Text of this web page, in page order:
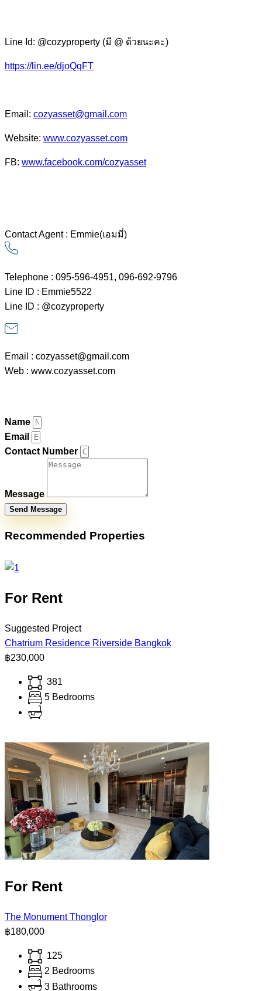
Line Id: @cozyproperty (มี @ ด้วยนะคะ)
https://lin.ee/djoQqFT
Email: cozyasset@gmail.com
Website: www.cozyasset.com
FB: www.facebook.com/cozyasset
Contact Agent : Emmie(เอมมี่)
Telephone : 095-596-4951, 096-692-9796
Line ID : Emmie5522
Line ID : @cozyproperty
Email : cozyasset@gmail.com
Web : www.cozyasset.com
Name
Email
Contact Number
Message
Send Message
Recommended Properties
For Rent
Suggested Project
Chatrium Residence Riverside Bangkok
฿230,000
381
5 Bedrooms
For Rent
The Monument Thonglor
฿180,000
125
2 Bedrooms
3 Bathrooms